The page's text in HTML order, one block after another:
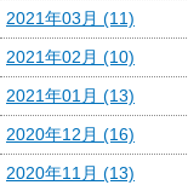
2021年03月 (11)
2021年02月 (10)
2021年01月 (13)
2020年12月 (16)
2020年11月 (13)